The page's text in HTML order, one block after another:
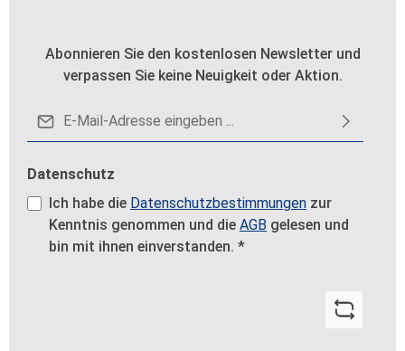
Abonnieren Sie den kostenlosen Newsletter und
verpassen Sie keine Neuigkeit oder Aktion.
Datenschutz
Ich habe die Datenschutzbestimmungen zur
Kenntnis genommen und die AGB gelesen und
bin mit ihnen einverstanden. *